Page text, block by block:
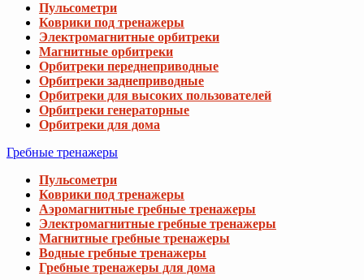
Пульсометри
Коврики под тренажеры
Электромагнитные орбитреки
Магнитные орбитреки
Орбитреки переднеприводные
Орбитреки заднеприводные
Орбитреки для высоких пользователей
Орбитреки генераторные
Орбитреки для дома
Гребные тренажеры
Пульсометри
Коврики под тренажеры
Аэромагнитные гребные тренажеры
Электромагнитные гребные тренажеры
Магнитные гребные тренажеры
Водные гребные тренажеры
Гребные тренажеры для дома